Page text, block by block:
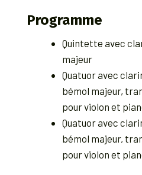
Programme
Quintette avec
majeur
Quatuor avec
bémol majeur,
pour violon et
Quatuor avec
bémol majeur,
pour violon et